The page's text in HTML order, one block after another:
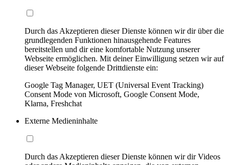
Durch das Akzeptieren dieser Dienste können wir dir über die
grundlegenden Funktionen hinausgehende Features
bereitstellen und dir eine komfortable Nutzung unserer
Webseite ermöglichen. Mit deiner Einwilligung setzen wir auf
dieser Webseite folgende Drittdienste ein:
Google Tag Manager, UET (Universal Event Tracking)
Consent Mode von Microsoft, Google Consent Mode,
Klarna, Freshchat
Externe Medieninhalte
Durch das Akzeptieren dieser Dienste können wir dir Videos